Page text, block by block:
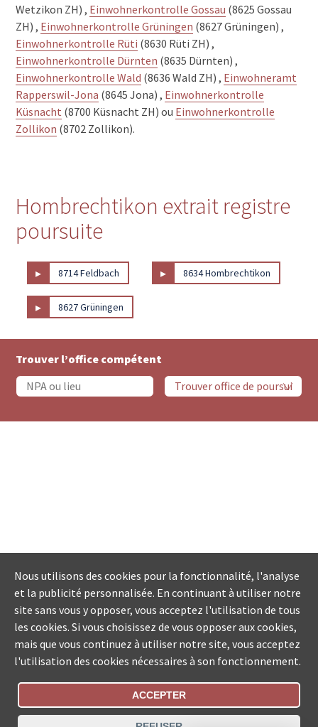
Wetzikon ZH) , Einwohnerkontrolle Gossau (8625 Gossau
ZH) , Einwohnerkontrolle Grüningen (8627 Grüningen) ,
Einwohnerkontrolle Rüti (8630 Rüti ZH) ,
Einwohnerkontrolle Dürnten (8635 Dürnten) ,
Einwohnerkontrolle Wald (8636 Wald ZH) , Einwohneramt
Rapperswil-Jona (8645 Jona) , Einwohnerkontrolle
Küsnacht (8700 Küsnacht ZH) ou Einwohnerkontrolle
Zollikon (8702 Zollikon).
Hombrechtikon extrait registre
poursuite
▸ 8714 Feldbach ▸ 8634 Hombrechtikon
▸ 8627 Grüningen
Trouver l’office compétent
Statut De La Commande
Nous utilisons des cookies pour la fonctionnalité, l'analyse
et la publicité personnalisée. En continuant à utiliser notre
site sans vous y opposer, vous acceptez l'utilisation de tous
les cookies. Si vous choisissez de vous opposer aux cookies,
mais que vous continuez à utiliser notre site, vous acceptez
l'utilisation des cookies nécessaires à son fonctionnement.
ACCEPTER